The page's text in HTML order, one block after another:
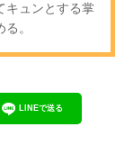
キュンとする掌
。
LINEで送る